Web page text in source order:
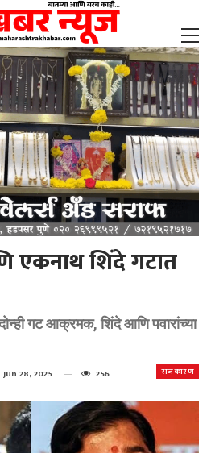
एकनाथ शिंदे गटात
गट आक्रमक, शिंदे आणि पवारांच्या
राजकारण
Jun 28, 2025 256